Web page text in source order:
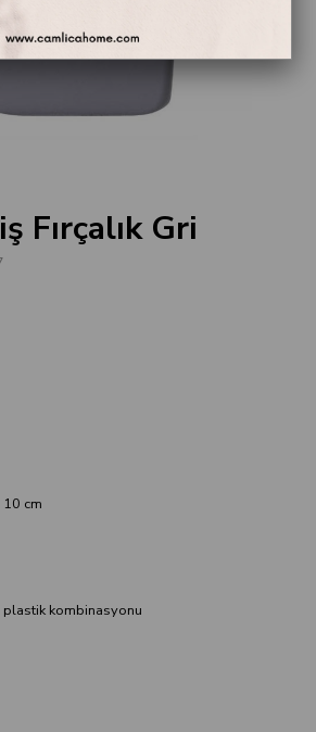
Fırçalık Gri
cm
plastik kombinasyonu